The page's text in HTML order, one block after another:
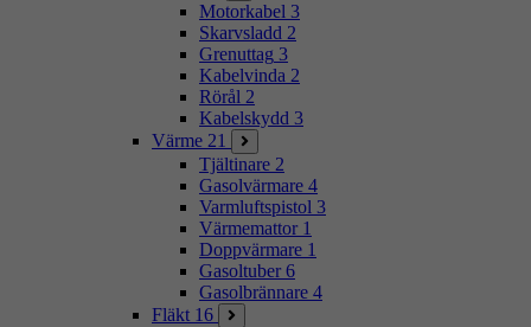
Motorkabel 3
Skarvsladd 2
Grenuttag 3
Kabelvinda 2
Rörål 2
Kabelskydd 3
Värme 21
Tjältinare 2
Gasolvärmare 4
Varmluftspistol 3
Värmemattor 1
Doppvärmare 1
Gasoltuber 6
Gasolbrännare 4
Fläkt 16